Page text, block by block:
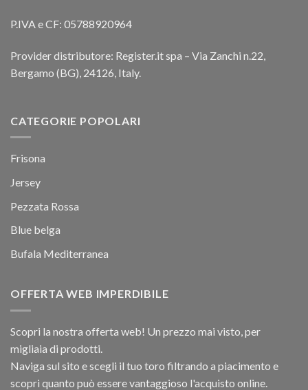
P.IVA e CF: 05788920964
Provider distributore: Register.it spa – Via Zanchi n.22,
Bergamo (BG), 24126, Italy.
CATEGORIE POPOLARI
Frisona
Jersey
Pezzata Rossa
Blue belga
Bufala Mediterranea
OFFERTA WEB IMPERDIBILE
Scopri la nostra offerta web! Un prezzo mai visto, per
migliaia di prodotti.
Naviga sul sito e scegli il tuo toro filtrando a piacimento e
scopri quanto può essere vantaggioso l'acquisto online.